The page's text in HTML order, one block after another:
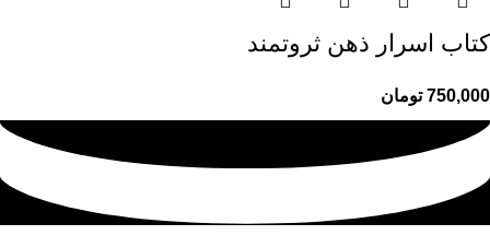
کتاب اسرار ذهن ثروتمند
750,000 تومان